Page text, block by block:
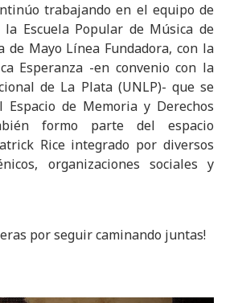
trabajando en el equipo de
la Escuela Popular de Música de
de Mayo Línea Fundadora, con la
Esperanza -en convenio con la
de La Plata (UNLP)- que se
de Memoria y Derechos
formo parte del espacio
Rice integrado por diversos
organizaciones sociales y
por seguir caminando juntas!